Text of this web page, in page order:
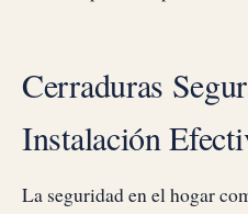
Cerraduras
Instalación
La seguridad en el hogar